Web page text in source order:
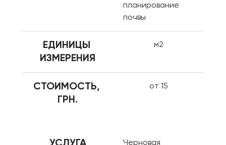
планирование
почвы
ЕДИНИЦЫ
ИЗМЕРЕНИЯ
м2
СТОИМОСТЬ,
ГРН.
от 15
Черновая